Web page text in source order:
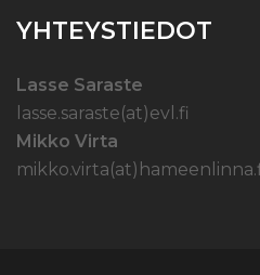
YHTEYSTIEDOT
Lasse Saraste
lasse.saraste(at)evl.fi
Mikko Virta